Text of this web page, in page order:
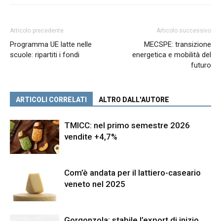
Articolo precedente
Programma UE latte nelle
scuole: ripartiti i fondi
Articolo successivo
MECSPE: transizione
energetica e mobilità del
futuro
ARTICOLI CORRELATI ALTRO DALL'AUTORE
TMICC: nel primo semestre 2026
vendite +4,7%
Com’è andata per il lattiero-caseario
veneto nel 2025